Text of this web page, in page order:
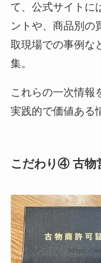
て、公式サイトに
ントや、商品別の
取現場での事例な
集。
これらの一次情報
実践的で価値ある
こだわり④ 古物